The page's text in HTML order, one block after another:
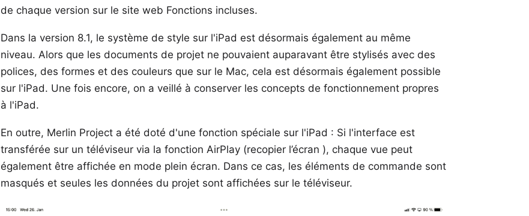
de chaque version sur le site web Fonctions incluses.
Dans la version 8.1, le système de style sur l'iPad est désormais également au même
niveau. Alors que les documents de projet ne pouvaient auparavant être stylisés avec des
polices, des formes et des couleurs que sur le Mac, cela est désormais également possible
sur l'iPad. Une fois encore, on a veillé à conserver les concepts de fonctionnement propres
à l'iPad.
En outre, Merlin Project a été doté d'une fonction spéciale sur l'iPad : Si l'interface est
transférée sur un téléviseur via la fonction AirPlay (recopier l’écran ), chaque vue peut
également être affichée en mode plein écran. Dans ce cas, les éléments de commande sont
masqués et seules les données du projet sont affichées sur le téléviseur.